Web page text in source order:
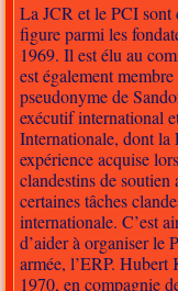
La JCR et le PCI
figure parmi les
1969. Il est élu au
est également
pseudonyme de
exécutif international
Internationale, dont la
expérience acquise
clandestins de
certaines tâches
internationale. C’est
d’aider à organiser le
armée, l’ERP.
1970, en compagnie